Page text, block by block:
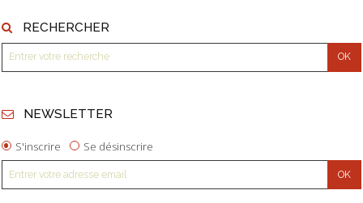
RECHERCHER
NEWSLETTER
S'inscrire Se désinscrire